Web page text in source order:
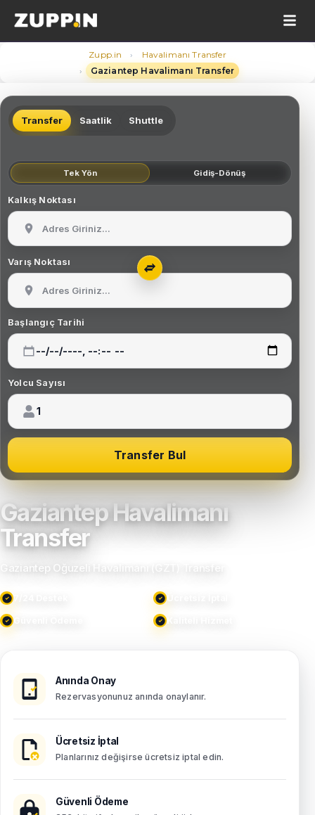
Zupp.in ›
Havalimanı Transfer
›
Gaziantep Havalimanı Transfer
Transfer Saatlik Shuttle
Tek Yön Gidiş-Dönüş
Kalkış Noktası
Varış Noktası
Başlangıç Tarihi
Yolcu Sayısı
Transfer Bul
Gaziantep Havalimanı
Transfer
Gaziantep Oğuzeli Havalimanı (GZT) Transfer
Anında Onay
Rezervasyonunuz anında onaylanır.
Ücretsiz İptal
Planlarınız değişirse ücretsiz iptal edin.
Güvenli Ödeme